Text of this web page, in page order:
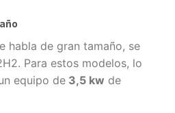
habla de gran tamaño, se
Para estos modelos, lo
equipo de 3,5 kw de